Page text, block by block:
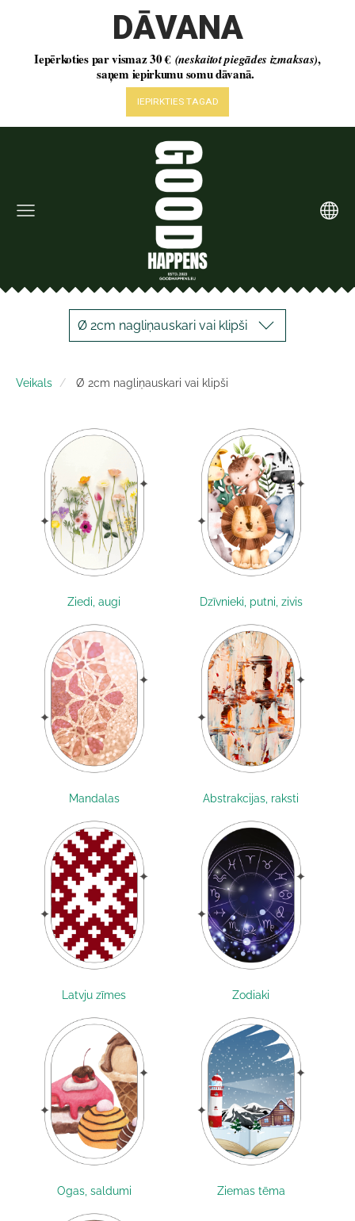
Ø 2cm nagliņauskari vai klipši
Veikals Ø 2cm nagliņauskari vai klipši
Ziedi, augi Dzīvnieki, putni, zivis
Mandalas Abstrakcijas, raksti
Latvju zīmes Zodiaki
Ogas, saldumi Ziemas tēma